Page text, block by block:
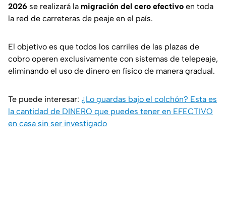
2026 se realizará la migración del cero efectivo en toda
la red de carreteras de peaje en el país.
El objetivo es que todos los carriles de las plazas de
cobro operen exclusivamente con sistemas de telepeaje,
eliminando el uso de dinero en físico de manera gradual.
Te puede interesar: ¿Lo guardas bajo el colchón? Esta es
la cantidad de DINERO que puedes tener en EFECTIVO
en casa sin ser investigado